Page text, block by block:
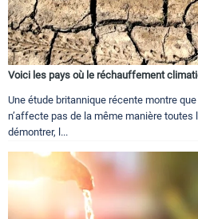
Voici les pays où le réchauffement
Une étude britannique récente montre
n’affecte pas de la même manière toutes
démontrer, l...